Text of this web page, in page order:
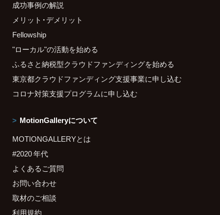
成功事例の解説
メリット・デメリット
Fellowship
"ローカル"の活動を始める
ふるさと納税型クラウドファンディングを始める
東京都クラウドファンディング支援事業に申し込む
コロナ対策支援プログラムに申し込む
MotionGalleryについて
MOTIONGALLERYとは
#2020 年代
よくあるご質問
お問い合わせ
取材のご相談
利用規約